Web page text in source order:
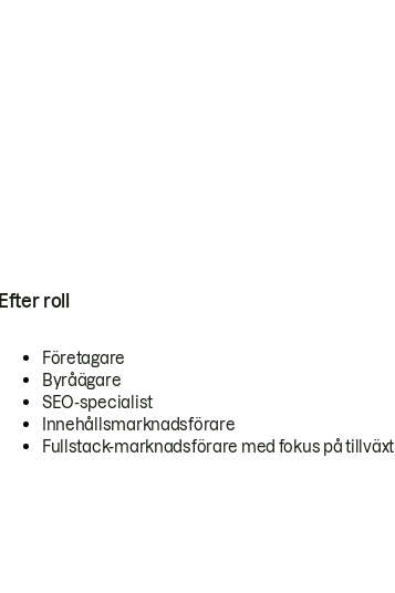
Efter roll
Företagare
Byråägare
SEO-specialist
Innehållsmarknadsförare
Fullstack-marknadsförare med fokus på tillväxt